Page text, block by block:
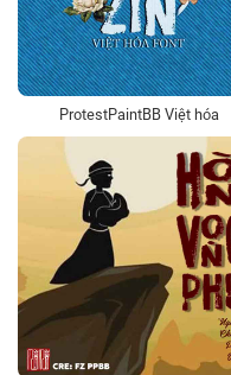
ProtestPaintBB Việt hóa